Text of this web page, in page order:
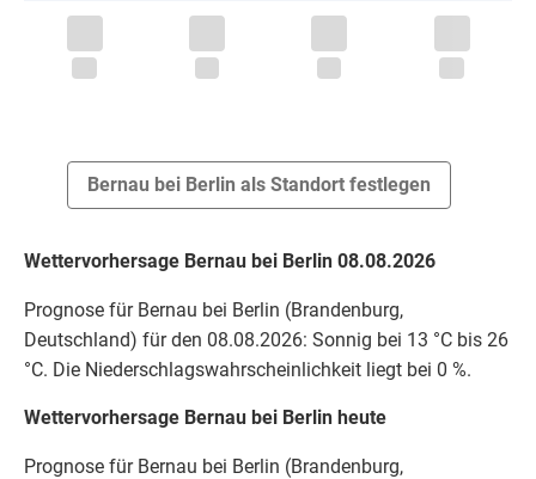
Bernau bei Berlin als Standort festlegen
Wettervorhersage Bernau bei Berlin 08.08.2026
Prognose für Bernau bei Berlin (Brandenburg,
Deutschland) für den 08.08.2026: Sonnig bei 13 °C bis 26
°C. Die Niederschlagswahrscheinlichkeit liegt bei 0 %.
Wettervorhersage Bernau bei Berlin heute
Prognose für Bernau bei Berlin (Brandenburg,